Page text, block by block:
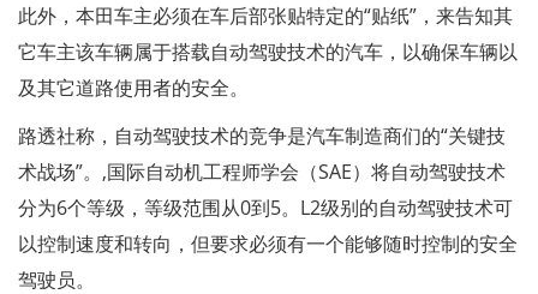
此外，本田车主必须在车后部张贴特定的“贴纸”，来告知其
它车主该车辆属于搭载自动驾驶技术的汽车，以确保车辆以
及其它道路使用者的安全。
路透社称，自动驾驶技术的竞争是汽车制造商们的“关键技
术战场”。,国际自动机工程师学会（SAE）将自动驾驶技术
分为6个等级，等级范围从0到5。L2级别的自动驾驶技术可
以控制速度和转向，但要求必须有一个能够随时控制的安全
驾驶员。